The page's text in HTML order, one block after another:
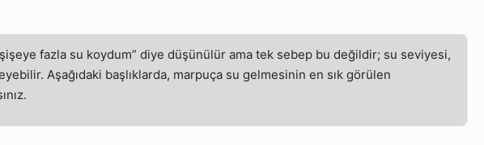
fazla su koydum” diye düşünülür ama tek sebep bu değildir; su seviyesi,
Aşağıdaki başlıklarda, marpuça su gelmesinin en sık görülen